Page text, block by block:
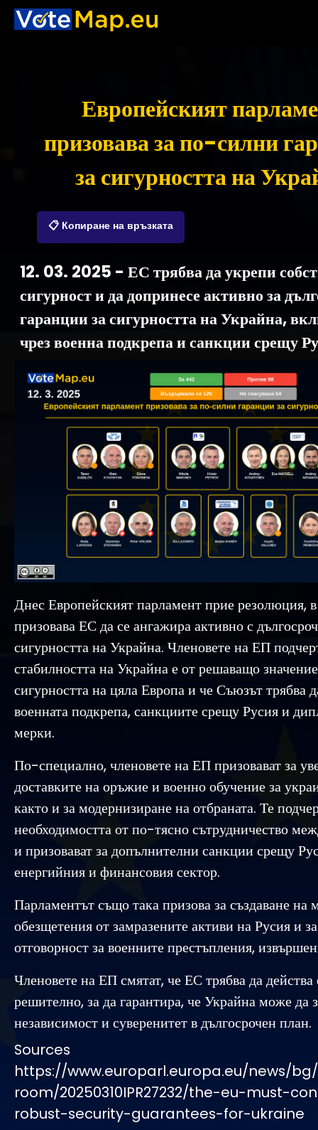
Европейският
призовава за по-силни
за сигурността на
📋 Копиране на връзката
12. 03. 2025 - ЕС трябва да укрепи
сигурност и да допринесе активно за
гаранции за сигурността на Украйна,
чрез военна подкрепа и санкции срещу
Днес Европейският парламент прие резолюция,
призовава ЕС да се ангажира активно с
сигурността на Украйна. Членовете на ЕП
стабилността на Украйна е от решаващо
сигурността на цяла Европа и че Съюзът трябва
военната подкрепа, санкциите срещу Русия и
мерки.
По-специално, членовете на ЕП призовават за
доставките на оръжие и военно обучение за
както и за модернизиране на отбраната. Те
необходимостта от по-тясно сътрудничество
и призовават за допълнителни санкции срещу
енергийния и финансовия сектор.
Парламентът също така призова за създаване на
обезщетения от замразените активи на Русия и
отговорност за военните престъпления,
Членовете на ЕП смятат, че ЕС трябва да
решително, за да гарантира, че Украйна може да
независимост и суверенитет в дългосрочен план.
Sources
https://www.europarl.europa.eu/news/
room/20250310IPR27232/the-eu-must-
robust-security-guarantees-for-ukraine